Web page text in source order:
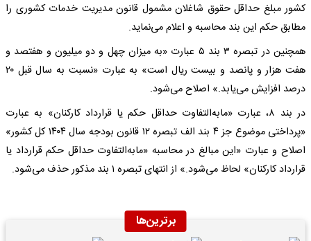
کشور مبلغ حداقل حقوق شاغلان مشمول قانون مدیریت خدمات کشوری را
مطابق حکم این بند محاسبه و اعلام می‌نماید.
همچنین در تبصره ۳ بند ۵ عبارت «به میزان چهل و دو میلیون و هفتصد و
هفت هزار و پانصد و بیست ریال است» به عبارت «نسبت به سال قبل ۲۰
درصد افزایش می‌یابد.» اصلاح می‌شود.
در بند ۸، عبارت «مابه‌التفاوت حداقل حکم یا قرارداد کارکنان» به عبارت
«پرداختی موضوع جز ۴ بند الف تبصره ۱۲ قانون بودجه سال ۱۴۰۴ کل کشور»
اصلاح و عبارت «این مبالغ در محاسبه «مابه‌التفاوت حداقل حکم قرارداد یا
قرارداد کارکنان» لحاظ می‌شود.» از انتهای تبصره ۱ بند مذکور حذف می‌شود.
برترین‌ها